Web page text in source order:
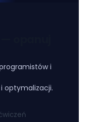
i
optymalizacji.